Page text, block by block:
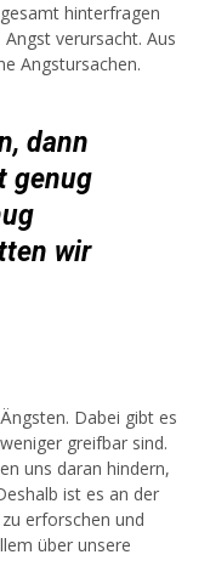
hinterfragen
verursacht. Aus
Angstursachen.
dann
genug
wir
Dabei gibt es
greifbar sind.
uns daran hindern,
ist es an der
erforschen und
über unsere